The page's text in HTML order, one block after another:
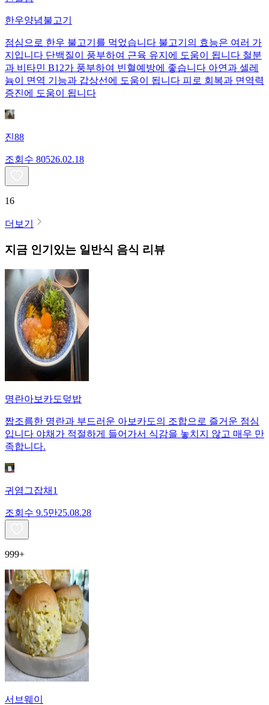
한우양념불고기
점심으로 한우 불고기를 먹었습니다 불고기의 효능은 여러 가
지입니다 단백질이 풍부하여 근육 유지에 도움이 됩니다 철분
과 비타민 B12가 풍부하여 빈혈예방에 좋습니다 아연과 셀레
늄이 면역 기능과 갑상선에 도움이 됩니다 피로 회복과 면역력
증진에 도움이 됩니다
진88
조회수 80526.02.18
16
더보기
지금 인기있는 일반식 음식 리뷰
명란아보카도덮밥
짭조름한 명란과 부드러운 아보카도의 조합으로 즐거운 점심
입니다 야채가 적절하게 들어가서 식감을 놓치지 않고 매우 만
족합니다.
귀염그잡채1
조회수 9.5만25.08.28
999+
서브웨이